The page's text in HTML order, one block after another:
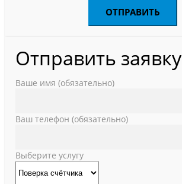
Отправить заявку
Ваше имя (обязательно)
Ваш телефон (обязательно)
Выберите услугу